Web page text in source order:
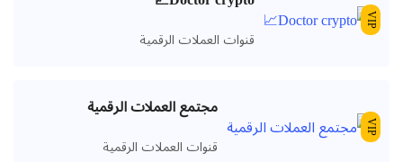
VIP
قنوات العملات الرقمية
VIP
مجتمع العملات الرقمية
قنوات العملات الرقمية